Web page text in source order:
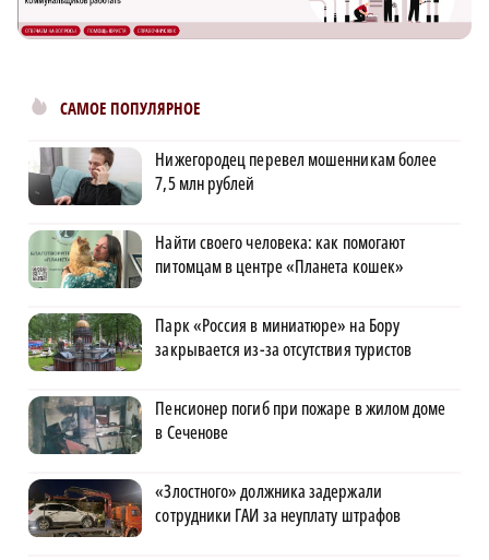
САМОЕ ПОПУЛЯРНОЕ
Нижегородец перевел мошенникам более
7,5 млн рублей
Найти своего человека: как помогают
питомцам в центре «Планета кошек»
Парк «Россия в миниатюре» на Бору
закрывается из-за отсутствия туристов
Пенсионер погиб при пожаре в жилом доме
в Сеченове
«Злостного» должника задержали
сотрудники ГАИ за неуплату штрафов